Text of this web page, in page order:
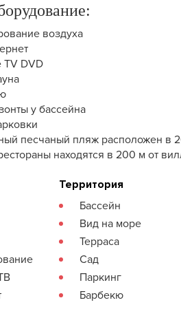
воздуха
TV DVD
у бассейна
песчаный пляж расположен в
находятся в 200 м от
Территория
Бассейн
Вид на море
Терраса
Сад
Паркинг
Барбекю